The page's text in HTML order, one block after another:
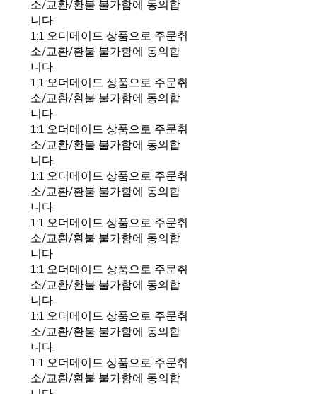
소/교환/환불 불가함에 동의합
니다.
1:1 오더메이드 상품으로 주문취
소/교환/환불 불가함에 동의합
니다.
1:1 오더메이드 상품으로 주문취
소/교환/환불 불가함에 동의합
니다.
1:1 오더메이드 상품으로 주문취
소/교환/환불 불가함에 동의합
니다.
1:1 오더메이드 상품으로 주문취
소/교환/환불 불가함에 동의합
니다.
1:1 오더메이드 상품으로 주문취
소/교환/환불 불가함에 동의합
니다.
1:1 오더메이드 상품으로 주문취
소/교환/환불 불가함에 동의합
니다.
1:1 오더메이드 상품으로 주문취
소/교환/환불 불가함에 동의합
니다.
1:1 오더메이드 상품으로 주문취
소/교환/환불 불가함에 동의합